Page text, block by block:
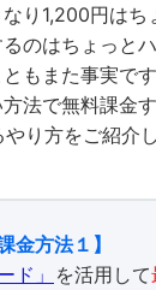
り1,200円はち
のはちょっと
もまた事実で
法で無料課金
り方をご紹介し
金方法１】
ド」 を活用して